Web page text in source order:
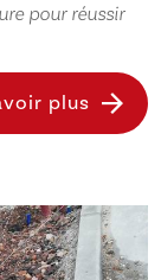
pour réussir
plus